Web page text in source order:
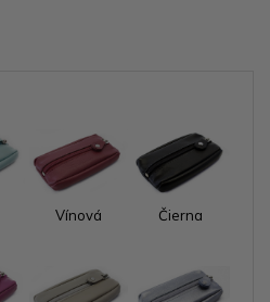
Vínová Čierna